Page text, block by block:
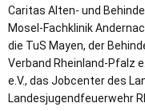
Caritas Alten- und
Mosel-Fachklinik
die TuS Mayen, der
Verband Rheinland-Pfalz
e.V., das Jobcenter des
Landesjugendfeuerwehr